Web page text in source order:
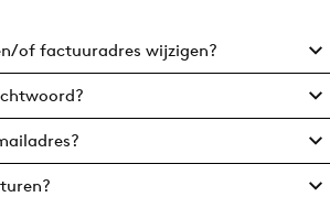
of factuuradres wijzigen?